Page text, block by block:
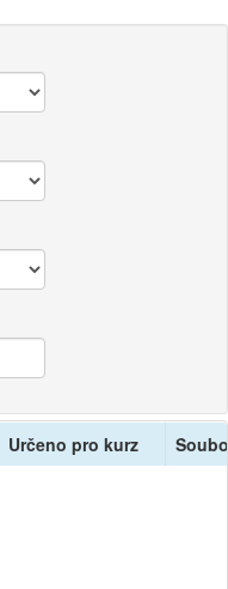
Určeno pro kurz